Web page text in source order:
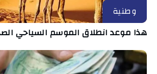
وطنية
هذا موعد انطلاق الموسم السياحي